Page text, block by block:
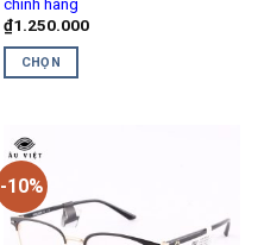
₫1.250.000
CHỌN
này
có
nhiều
biến
thể.
-10%